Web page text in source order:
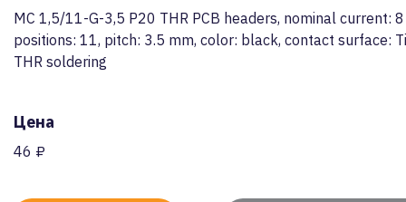
MC 1,5/11-G-3,5 P20 THR PCB headers, nominal current:
positions: 11, pitch: 3.5 mm, color: black, contact surface:
THR soldering
Цена
46 ₽